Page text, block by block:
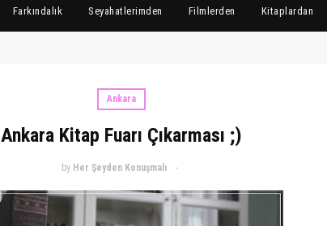
Farkındalık Seyahatlerimden Filmlerden Kitaplardan
Ankara
Ankara Kitap Fuarı Çıkarması ;)
by Her Şeyden Konuşmalı